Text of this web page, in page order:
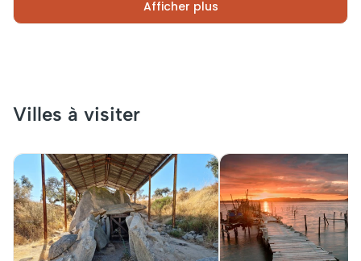
Afficher plus
Villes à visiter